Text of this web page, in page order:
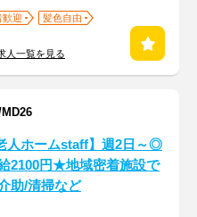
歓迎
髪色自由
人一覧を見る
人ホームstaff】週2日～◎
2100円★地域密着施設で
助/清掃など